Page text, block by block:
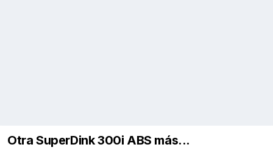
Otra SuperDink 300i ABS más...